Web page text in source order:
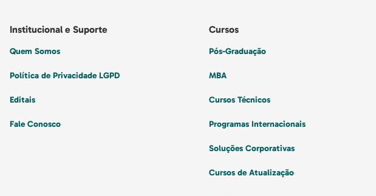
Institucional e Suporte
Quem Somos
Política de Privacidade LGPD
Editais
Fale Conosco
Cursos
Pós-Graduação
MBA
Cursos Técnicos
Programas Internacionais
Soluções Corporativas
Cursos de Atualização